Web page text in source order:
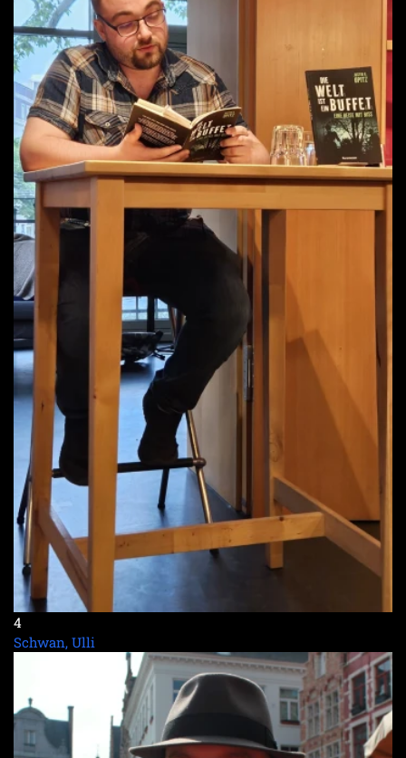
4
Schwan, Ulli